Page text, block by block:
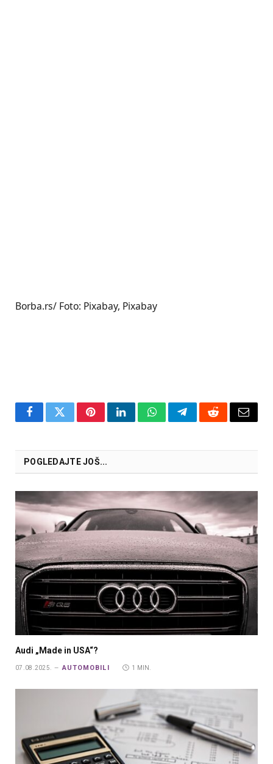
Borba.rs/ Foto: Pixabay, Pixabay
FacebookTwitterPinterestLinkedInWhatsAppTelegramRedditEmail
POGLEDAJTE JOŠ...
Audi „Made in USA“?
07.08.2025. AUTOMOBILI 1 MIN.